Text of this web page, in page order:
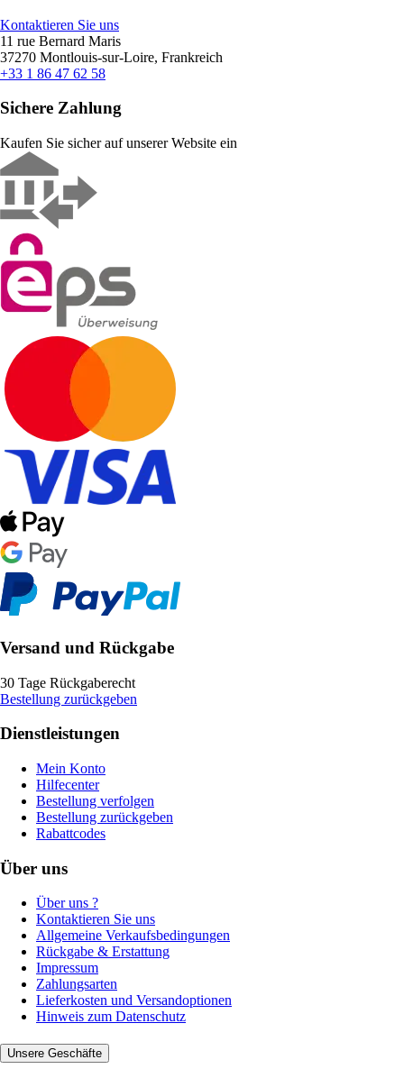
Kontaktieren Sie uns
11 rue Bernard Maris
37270 Montlouis-sur-Loire, Frankreich
+33 1 86 47 62 58
Sichere Zahlung
Kaufen Sie sicher auf unserer Website ein
Versand und Rückgabe
30 Tage Rückgaberecht
Bestellung zurückgeben
Dienstleistungen
Mein Konto
Hilfecenter
Bestellung verfolgen
Bestellung zurückgeben
Rabattcodes
Über uns
Über uns ?
Kontaktieren Sie uns
Allgemeine Verkaufsbedingungen
Rückgabe & Erstattung
Impressum
Zahlungsarten
Lieferkosten und Versandoptionen
Hinweis zum Datenschutz
Unsere Geschäfte